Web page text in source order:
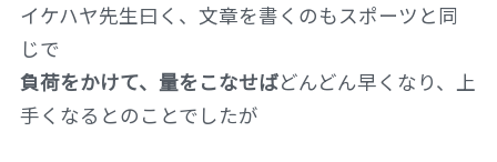
イケハヤ先生曰く、文章を書くのもスポーツと同
じで
負荷をかけて、量をこなせばどんどん早くなり、上
手くなるとのことでしたが